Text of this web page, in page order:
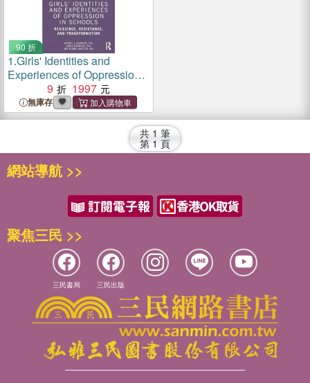
90 折
1.Girls' Identities and
Experiences of Oppression
in Schools：Resilience,
Resistance, and
Transformation
9 1997
無庫存
共 1 筆
第 1 頁
網站導航 >>
聚焦三民 >>
三民書局 三民出版